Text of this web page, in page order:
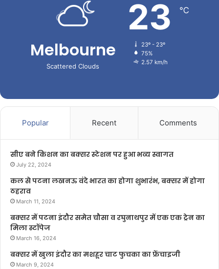
Melbourne
Scattered Clouds
23 ℃
23º - 23º
75%
2.57 km/h
Popular Recent Comments
सीए बने किशन का बक्सर स्टेशन पर हुआ भव्य स्वागत
July 22, 2024
कल से पटना लखनऊ वंदे भारत का होगा शुभारंभ, बक्सर में होगा
ठहराव
March 11, 2024
बक्सर में पटना इंदौर समेत चौसा व रघुनाथपुर में एक एक ट्रेन का
मिला स्टॉपेज
March 16, 2024
बक्सर में खुला इंदौर का मशहूर चाट फुचका का फ्रेंचाइजी
March 9, 2024